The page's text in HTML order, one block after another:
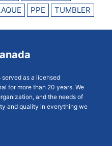
PPE TUMBLER
served as a licensed
for more than 20 years. We
and the needs of
and quality in everything we